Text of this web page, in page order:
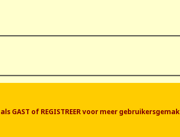
GAST of REGISTREER voor meer